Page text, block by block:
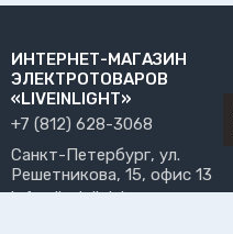
ИНТЕРНЕТ-МАГАЗИН
ЭЛЕКТРОТОВАРОВ
«LIVEINLIGHT»
+7 (812) 628-3068
Санкт-Петербург, ул.
Решетникова, 15, офис 13
info@liveinlight.ru